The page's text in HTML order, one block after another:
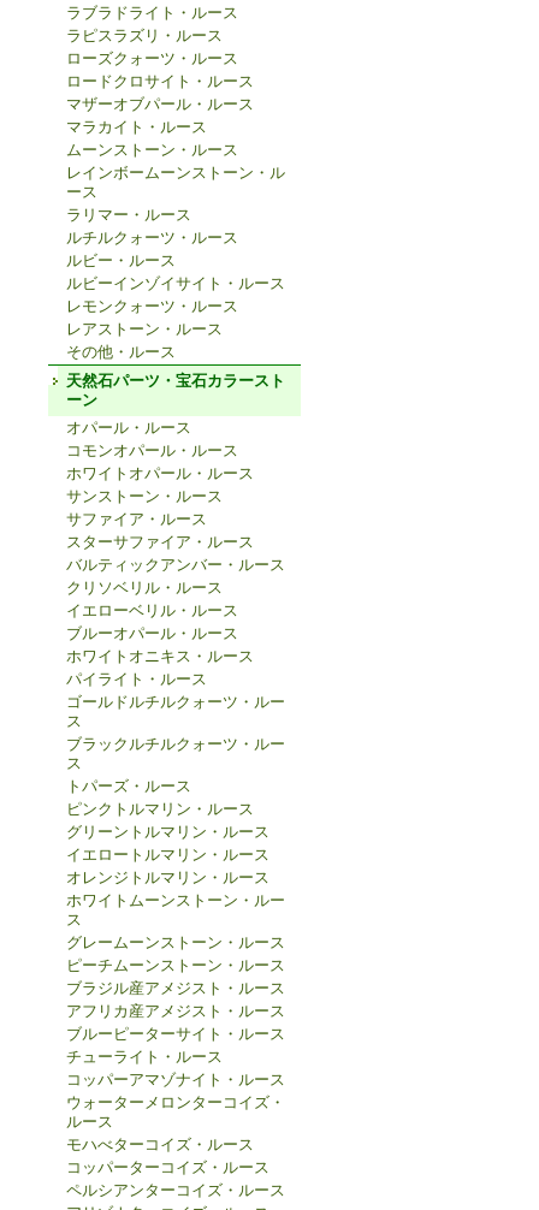
ラブラドライト・ルース
ラピスラズリ・ルース
ローズクォーツ・ルース
ロードクロサイト・ルース
マザーオブパール・ルース
マラカイト・ルース
ムーンストーン・ルース
レインボームーンストーン・ル
ース
ラリマー・ルース
ルチルクォーツ・ルース
ルビー・ルース
ルビーインゾイサイト・ルース
レモンクォーツ・ルース
レアストーン・ルース
その他・ルース
天然石パーツ・宝石カラースト
ーン
オパール・ルース
コモンオパール・ルース
ホワイトオパール・ルース
サンストーン・ルース
サファイア・ルース
スターサファイア・ルース
バルティックアンバー・ルース
クリソベリル・ルース
イエローベリル・ルース
ブルーオパール・ルース
ホワイトオニキス・ルース
パイライト・ルース
ゴールドルチルクォーツ・ルー
ス
ブラックルチルクォーツ・ルー
ス
トパーズ・ルース
ピンクトルマリン・ルース
グリーントルマリン・ルース
イエロートルマリン・ルース
オレンジトルマリン・ルース
ホワイトムーンストーン・ルー
ス
グレームーンストーン・ルース
ピーチムーンストーン・ルース
ブラジル産アメジスト・ルース
アフリカ産アメジスト・ルース
ブルーピーターサイト・ルース
チューライト・ルース
コッパーアマゾナイト・ルース
ウォーターメロンターコイズ・
ルース
モハべターコイズ・ルース
コッパーターコイズ・ルース
ペルシアンターコイズ・ルース